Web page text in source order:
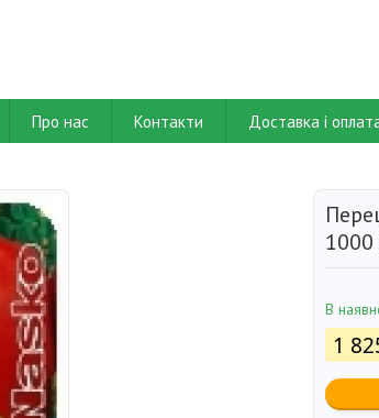
Про нас Контакти Доставка і
1000
В
1